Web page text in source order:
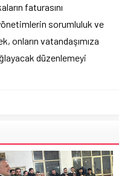
faturasını
sorumluluk ve
onların vatandaşımıza
düzenlemeyi